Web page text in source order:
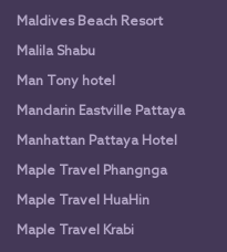
Maldives Beach Resort
Malila Shabu
Man Tony hotel
Mandarin Eastville Pattaya
Manhattan Pattaya Hotel
Maple Travel Phangnga
Maple Travel HuaHin
Maple Travel Krabi